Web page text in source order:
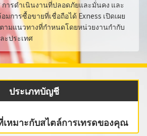
ารดำเนินงานที่ปลอดภัยและมั่นคง และ
การซื้อขายที่เชื่อถือได้ Exness เปิดเผย
ามแนวทางที่กำหนดโดยหน่วยงานกำกับ
ะประเทศ
ประเภทบัญชี
หมาะกับสไตล์การเทรดของคุณ